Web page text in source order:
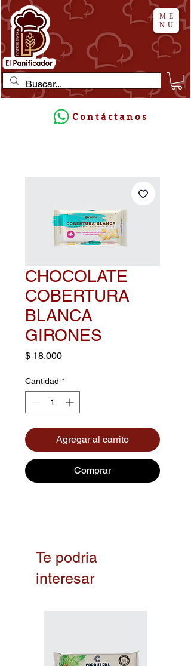
ME
NU
Contáctanos
CHOCOLATE
COBERTURA
BLANCA
GIRONES
$ 18.000Precio
Cantidad *
Agregar al carrito
Comprar
Te podria
interesar